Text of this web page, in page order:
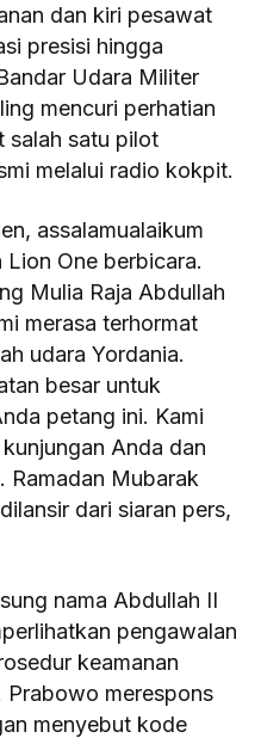
dan kiri pesawat
presisi hingga
Udara Militer
mencuri perhatian
salah satu pilot
melalui radio kokpit.
assalamualaikum
One berbicara.
Mulia Raja Abdullah
merasa terhormat
udara Yordania.
besar untuk
petang ini. Kami
Anda dan
Ramadan Mubarak
dari siaran pers,
nama Abdullah II
pengawalan
keamanan
Prabowo merespons
menyebut kode